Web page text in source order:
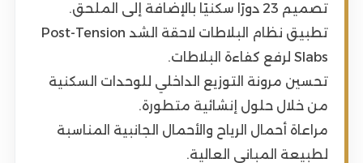
تصميم 23 دورًا سكنيًا بالإضافة إلى الملحق.
تطبيق نظام البلاطات لاحقة الشد Post-Tension
Slabs لرفع كفاءة البلاطات.
تحسين مرونة التوزيع الداخلي للوحدات السكنية
من خلال حلول إنشائية متطورة.
مراعاة أحمال الرياح والأحمال الجانبية المناسبة
لطبيعة المباني العالية.